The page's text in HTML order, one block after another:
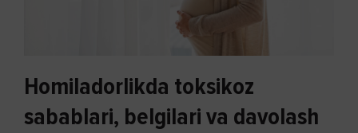
Homiladorlikda toksikoz
sabablari, belgilari va davolash